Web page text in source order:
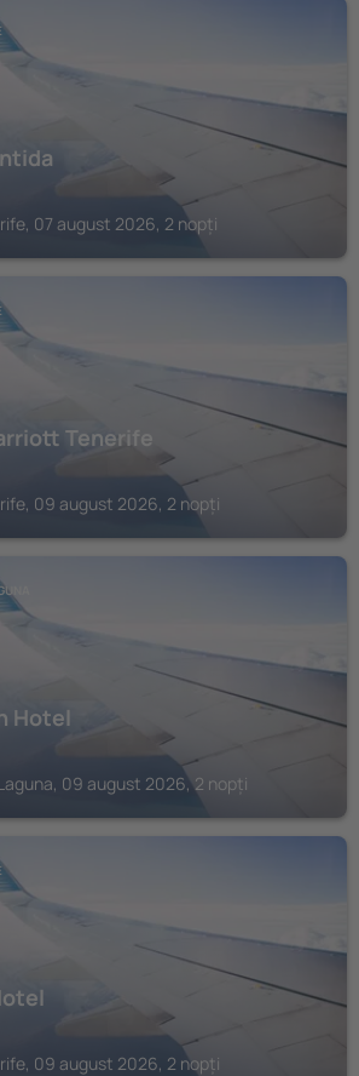
07 august 2026, 2 nopți
Tenerife
09 august 2026, 2 nopți
Hotel
09 august 2026, 2 nopți
09 august 2026, 2 nopți